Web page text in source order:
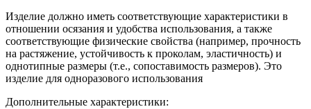
Изделие должно иметь соответствующие характеристики в
отношении осязания и удобства использования, а также
соответствующие физические свойства (например, прочность
на растяжение, устойчивость к проколам, эластичность) и
однотипные размеры (т.е., сопоставимость размеров). Это
изделие для одноразового использования
Дополнительные характеристики: